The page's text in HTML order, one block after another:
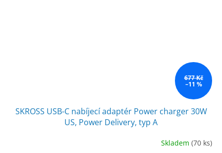
677 Kč
–11 %
SKROSS USB-C nabíjecí adaptér Power charger 30W
US, Power Delivery, typ A
Skladem (70 ks)